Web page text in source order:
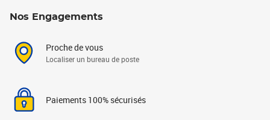
Nos Engagements
Proche de vous
Localiser un bureau de poste
Paiements 100% sécurisés